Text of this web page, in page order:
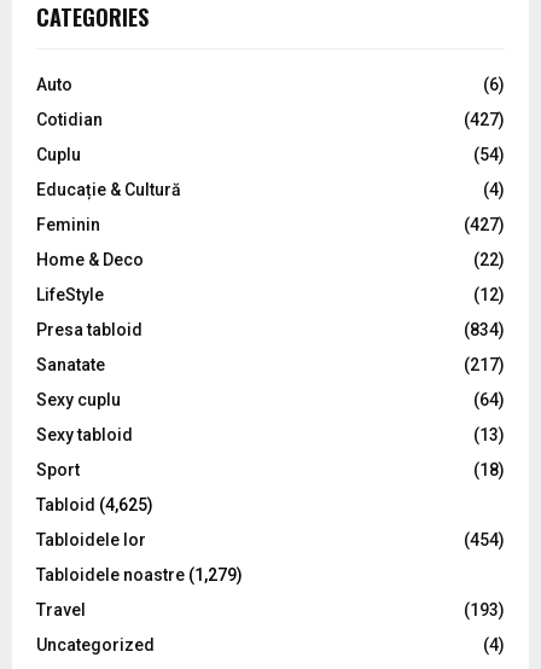
h
o
:
C
CATEGORIES
Auto
(6)
Cotidian
(427)
Cuplu
(54)
Educație & Cultură
(4)
Feminin
(427)
Home & Deco
(22)
LifeStyle
(12)
Presa tabloid
(834)
Sanatate
(217)
Sexy cuplu
(64)
Sexy tabloid
(13)
Sport
(18)
Tabloid (4,625)
Tabloidele lor
(454)
Tabloidele noastre (1,279)
Travel
(193)
Uncategorized
(4)